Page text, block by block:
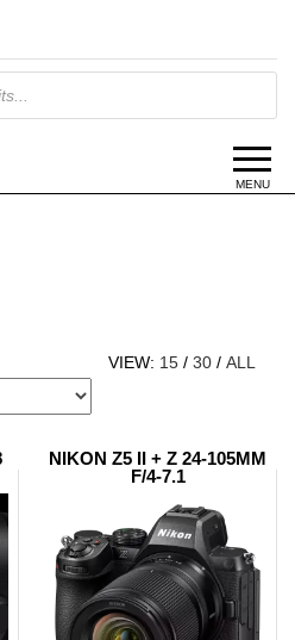
MENU
VIEW: 15 / 30 / ALL
NIKON Z5 II + Z 24-105MM
F/4-7.1